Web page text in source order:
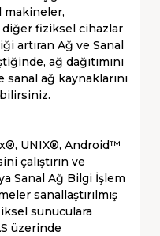
makineler,
fiziksel cihazlar
artıran Ağ ve Sanal
ağ dağıtımını
ağ kaynaklarını
UNIX®, Android™
çalıştırın ve
Sanal Ağ Bilgi İşlem
sanallaştırılmış
sunuculara
üzerinde